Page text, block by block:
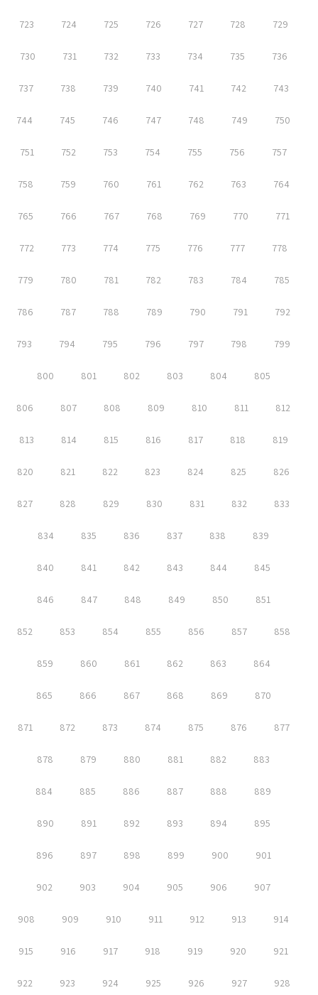
723 724 725 726 727 728 729
730 731 732 733 734 735 736
737 738 739 740 741 742 743
744 745 746 747 748 749 750
751 752 753 754 755 756 757
758 759 760 761 762 763 764
765 766 767 768 769 770 771
772 773 774 775 776 777 778
779 780 781 782 783 784 785
786 787 788 789 790 791 792
793 794 795 796 797 798 799
800 801 802 803 804 805
806 807 808 809 810 811 812
813 814 815 816 817 818 819
820 821 822 823 824 825 826
827 828 829 830 831 832 833
834 835 836 837 838 839
840 841 842 843 844 845
846 847 848 849 850 851
852 853 854 855 856 857 858
859 860 861 862 863 864
865 866 867 868 869 870
871 872 873 874 875 876 877
878 879 880 881 882 883
884 885 886 887 888 889
890 891 892 893 894 895
896 897 898 899 900 901
902 903 904 905 906 907
908 909 910 911 912 913 914
915 916 917 918 919 920 921
922 923 924 925 926 927 928